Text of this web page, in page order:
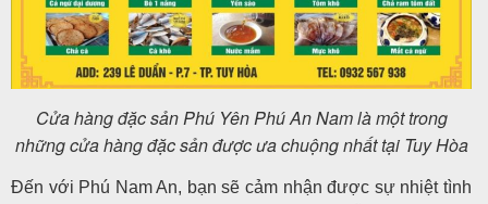
Cửa hàng đặc sản Phú Yên Phú An Nam là một trong
những cửa hàng đặc sản được ưa chuộng nhất tại Tuy Hòa
Đến với Phú Nam An, bạn sẽ cảm nhận được sự nhiệt tình